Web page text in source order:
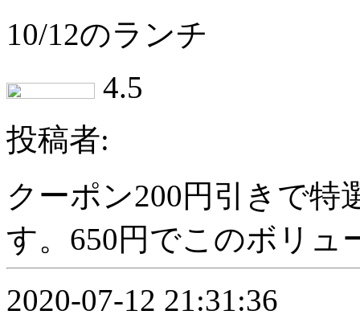
10/12のランチ
4.5
投稿者:
クーポン200円引きで特
す。650円でこのボリュ
2020-07-12 21:31:36